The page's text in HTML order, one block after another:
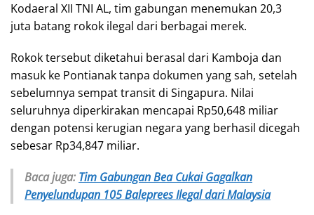
Kodaeral XII TNI AL, tim gabungan menemukan 20,3
juta batang rokok ilegal dari berbagai merek.
Rokok tersebut diketahui berasal dari Kamboja dan
masuk ke Pontianak tanpa dokumen yang sah, setelah
sebelumnya sempat transit di Singapura. Nilai
seluruhnya diperkirakan mencapai Rp50,648 miliar
dengan potensi kerugian negara yang berhasil dicegah
sebesar Rp34,847 miliar.
Baca juga: Tim Gabungan Bea Cukai Gagalkan
Penyelundupan 105 Baleprees Ilegal dari Malaysia